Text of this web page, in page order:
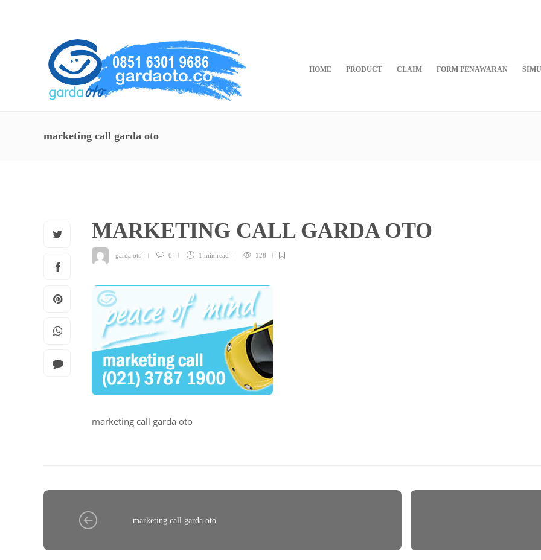
HOME PRODUCT CLAIM FORM PENAWARAN
marketing call garda oto
MARKETING CALL GARDA OTO
garda oto 0 1 min read 128
marketing call garda oto
marketing call garda oto